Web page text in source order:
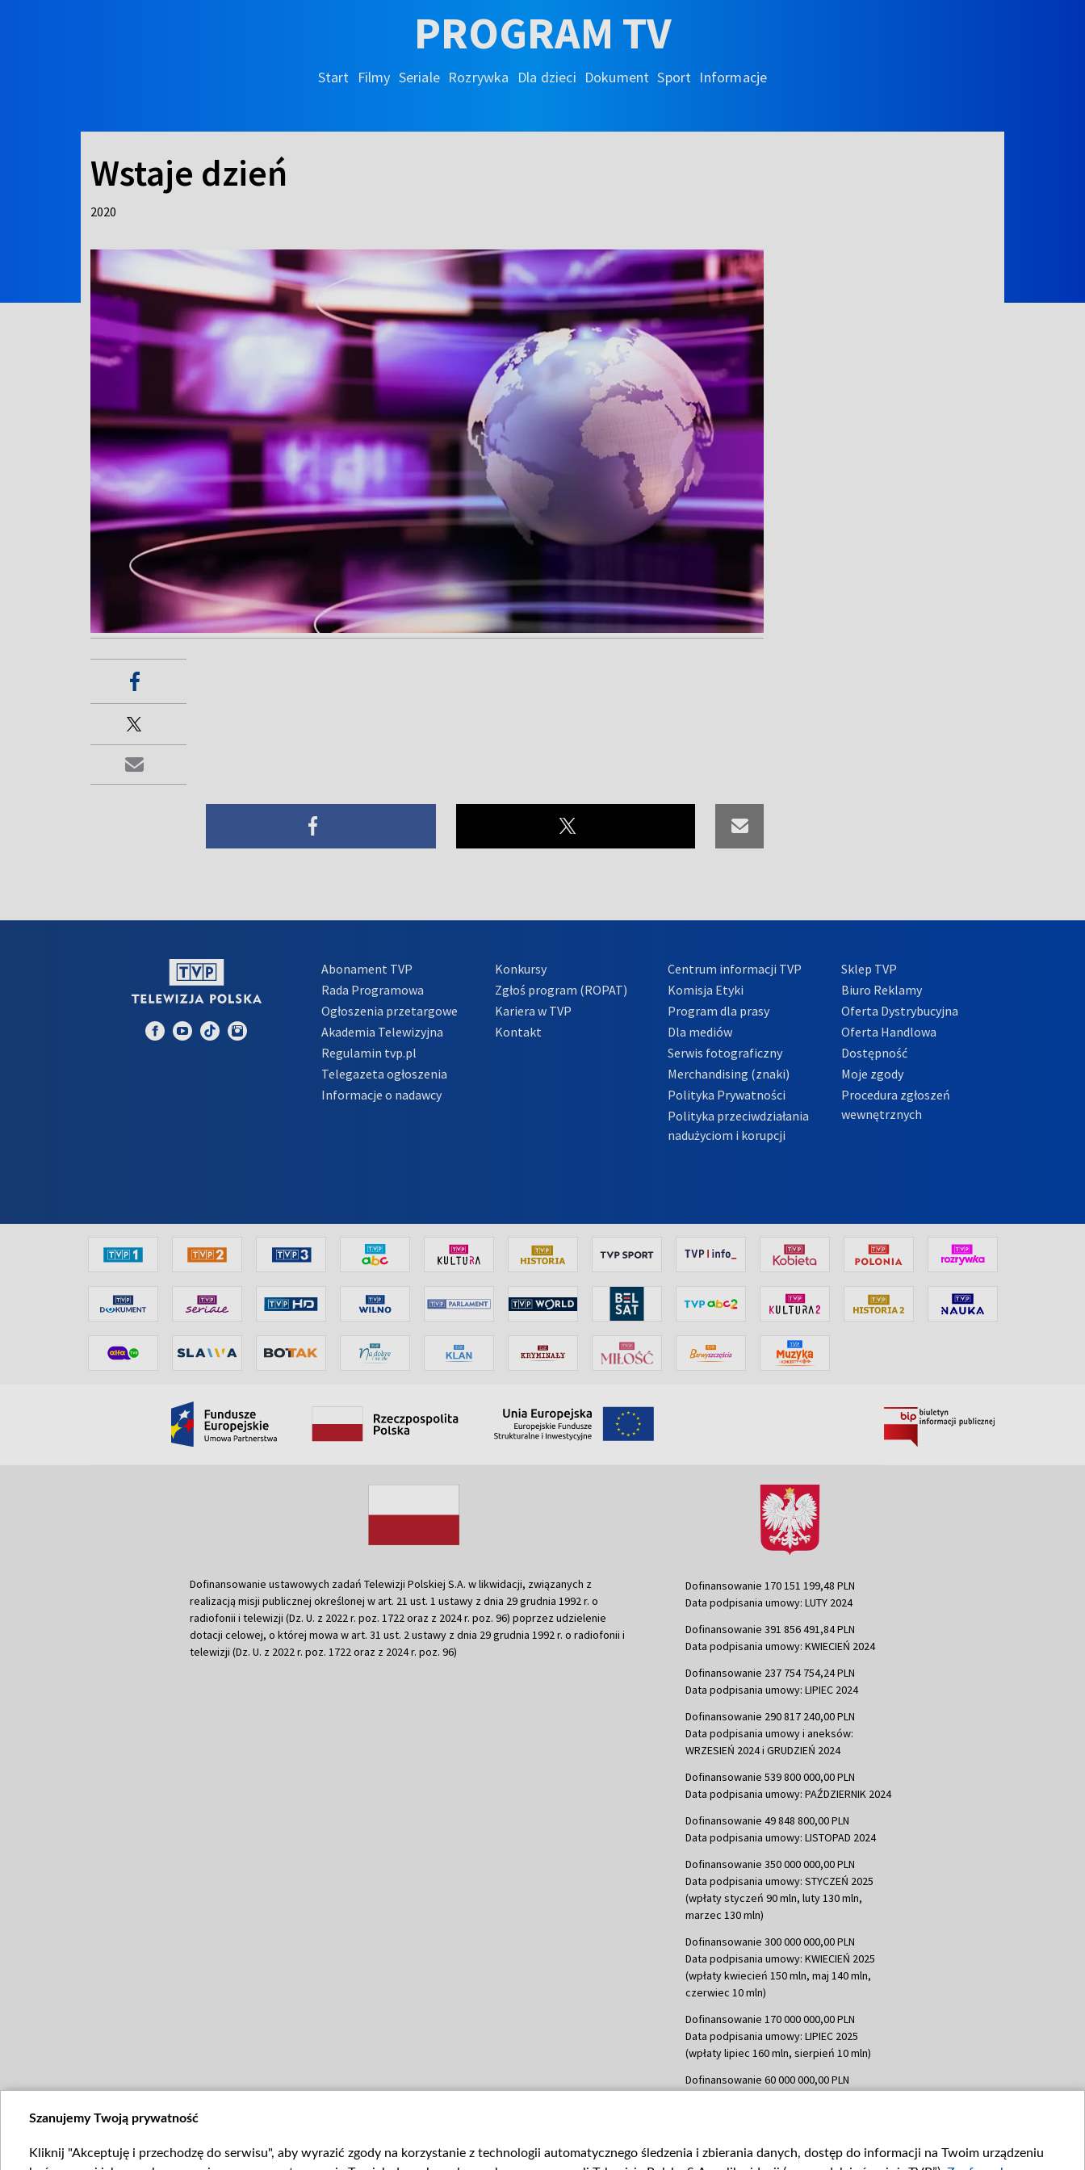
PROGRAM TV
Start Filmy Seriale Rozrywka Dla dzieci Dokument Sport Informacje
Wstaje dzień
2020
Abonament TVP
Rada Programowa
Ogłoszenia przetargowe
Akademia Telewizyjna
Regulamin tvp.pl
Telegazeta ogłoszenia
Informacje o nadawcy
Konkursy
Zgłoś program (ROPAT)
Kariera w TVP
Kontakt
Centrum informacji TVP
Komisja Etyki
Program dla prasy
Dla mediów
Serwis fotograficzny
Merchandising (znaki)
Polityka Prywatności
Polityka przeciwdziałania
nadużyciom i korupcji
Sklep TVP
Biuro Reklamy
Oferta Dystrybucyjna
Oferta Handlowa
Dostępność
Moje zgody
Procedura zgłoszeń
wewnętrznych
Dofinansowanie ustawowych zadań Telewizji Polskiej S.A. w likwidacji, związanych z
realizacją misji publicznej określonej w art. 21 ust. 1 ustawy z dnia 29 grudnia 1992 r. o
radiofonii i telewizji (Dz. U. z 2022 r. poz. 1722 oraz z 2024 r. poz. 96) poprzez udzielenie
dotacji celowej, o której mowa w art. 31 ust. 2 ustawy z dnia 29 grudnia 1992 r. o radiofonii i
telewizji (Dz. U. z 2022 r. poz. 1722 oraz z 2024 r. poz. 96)
Dofinansowanie 170 151 199,48 PLN
Data podpisania umowy: LUTY 2024
Dofinansowanie 391 856 491,84 PLN
Data podpisania umowy: KWIECIEŃ 2024
Dofinansowanie 237 754 754,24 PLN
Data podpisania umowy: LIPIEC 2024
Dofinansowanie 290 817 240,00 PLN
Data podpisania umowy i aneksów:
WRZESIEŃ 2024 i GRUDZIEŃ 2024
Dofinansowanie 539 800 000,00 PLN
Data podpisania umowy: PAŹDZIERNIK 2024
Dofinansowanie 49 848 800,00 PLN
Data podpisania umowy: LISTOPAD 2024
Dofinansowanie 350 000 000,00 PLN
Data podpisania umowy: STYCZEŃ 2025
(wpłaty styczeń 90 mln, luty 130 mln,
marzec 130 mln)
Dofinansowanie 300 000 000,00 PLN
Data podpisania umowy: KWIECIEŃ 2025
(wpłaty kwiecień 150 mln, maj 140 mln,
czerwiec 10 mln)
Dofinansowanie 170 000 000,00 PLN
Data podpisania umowy: LIPIEC 2025
(wpłaty lipiec 160 mln, sierpień 10 mln)
Dofinansowanie 60 000 000,00 PLN
Data podpisania umowy: WRZESIEŃ 2025
Szanujemy Twoją prywatność
Kliknij "Akceptuję i przechodzę do serwisu", aby wyrazić zgody na korzystanie z technologii automatycznego śledzenia i zbierania danych, dostęp do informacji na Twoim urządzeniu